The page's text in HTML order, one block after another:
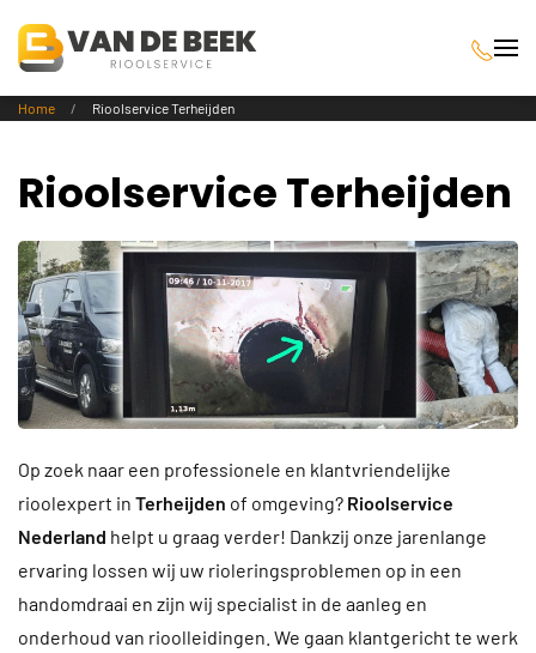
Terug naar hoofdinhoud
Home Rioolservice Terheijden
Rioolservice Terheijden
Op zoek naar een professionele en klantvriendelijke
rioolexpert in Terheijden of omgeving? Rioolservice
Nederland helpt u graag verder! Dankzij onze jarenlange
ervaring lossen wij uw rioleringsproblemen op in een
handomdraai en zijn wij specialist in de aanleg en
onderhoud van rioolleidingen. We gaan klantgericht te werk